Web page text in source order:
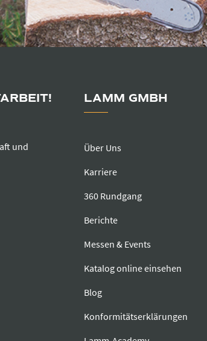
und
LAMM GMBH
Über Uns
Karriere
360 Rundgang
Berichte
Messen & Events
Katalog online einsehen
Blog
Konformitätserklärungen